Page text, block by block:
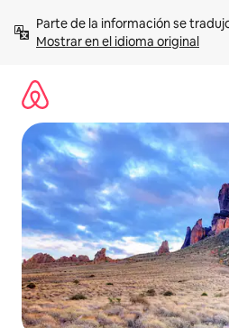
contenidoMostrar en el idioma original